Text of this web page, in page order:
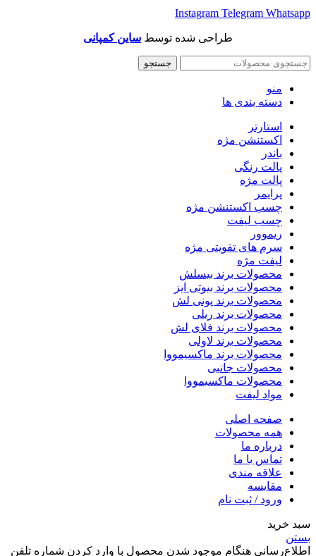
Instagram Telegram Whatsapp
طراحی شده توسط ساین کمپانی
جستجو
منو
دسته بندی ها
استارتر
اکستنشن مژه
باندر
پالت رنگی
پالت مژه
پرایمر
چسب اکستنشن مژه
چسب لیفت
ریموور
سرم های تقویتی مژه
لیفت مژه
محصولات برند بیسلش
محصولات برند بیوتی ایز
محصولات برند پونی لش
محصولات برند ریلی
محصولات برند فلای لش
محصولات برند لاولی
محصولات برند ماکسیمووا
محصولات جانبی
محصولات ماکسیمووا
مواد لیفت
صفحه اصلی
همه محصولات
درباره ما
تماس با ما
علاقه مندی
مقایسه
ورود / ثبت نام
سبد خرید
بستن
اطلاع‌رسانی هنگام موجود شدن محصول با وارد کردن شماره تلفن